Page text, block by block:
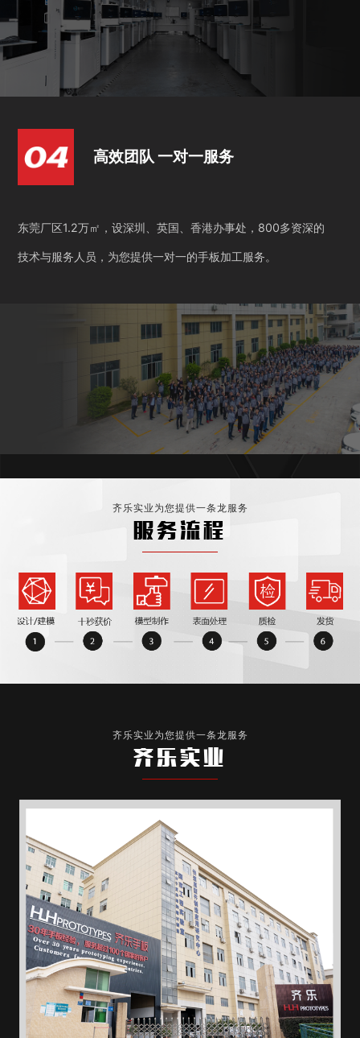
高效团队 一对一服务
东莞厂区1.2万㎡，设深圳、英国、香港办事处，800多资深的
技术与服务人员，为您提供一对一的手板加工服务。
齐乐实业为您提供一条龙服务
服务流程
齐乐实业为您提供一条龙服务
齐乐实业